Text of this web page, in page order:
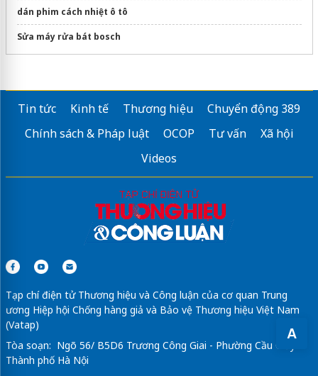
A
dán phim cách nhiệt ô tô
Sửa máy rửa bát bosch
Tin tức Kinh tế Thương hiệu
Chuyển động 389
Chính sách & Pháp luật
OCOP Tư vấn
Xã hội
Videos
Tạp chí điện tử Thương hiệu và Công luận của cơ quan Trung
ương Hiệp hội Chống hàng giả và Bảo vệ Thương hiệu Việt Nam
(Vatap)
Tòa soạn: Ngõ 56/ B5D6 Trương Công Giai - Phường Cầu Giấy -
Thành phố Hà Nội